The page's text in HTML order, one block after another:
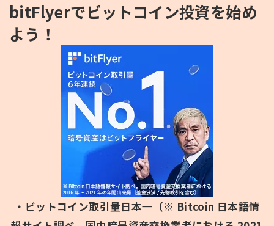
bitFlyerでビットコイン投資を始め
よう！
・ビットコイン取引量日本一（※ Bitcoin 日本語情